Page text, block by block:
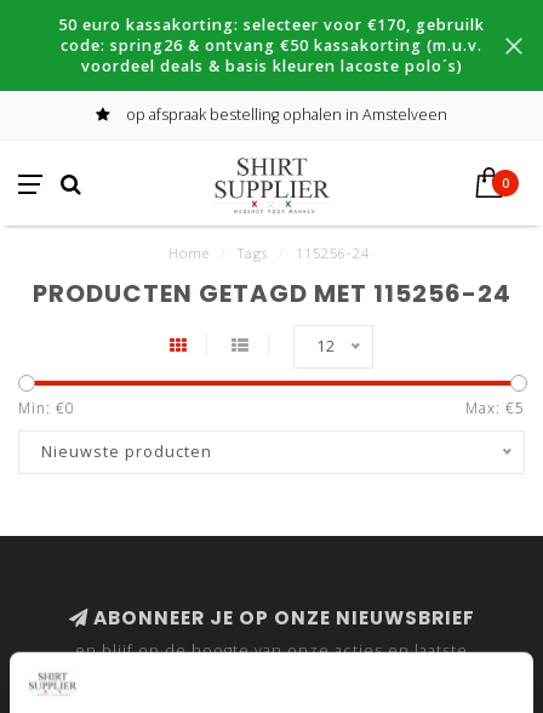
50 euro kassakorting: selecteer voor €170, gebruilk
code: spring26 & ontvang €50 kassakorting (m.u.v.
voordeel deals & basis kleuren lacoste polo´s)
op afspraak bestelling ophalen in Amstelveen
0
Home Tags 115256-24
PRODUCTEN GETAGD MET 115256-24
12
Min: €0 Max: €5
Nieuwste producten
ABONNEER JE OP ONZE NIEUWSBRIEF
en blijf op de hoogte van onze acties en laatste